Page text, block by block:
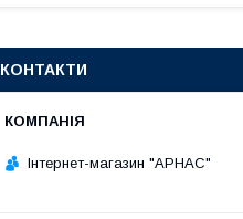
КОНТАКТИ
Інтернет-магазин "АРНАС"